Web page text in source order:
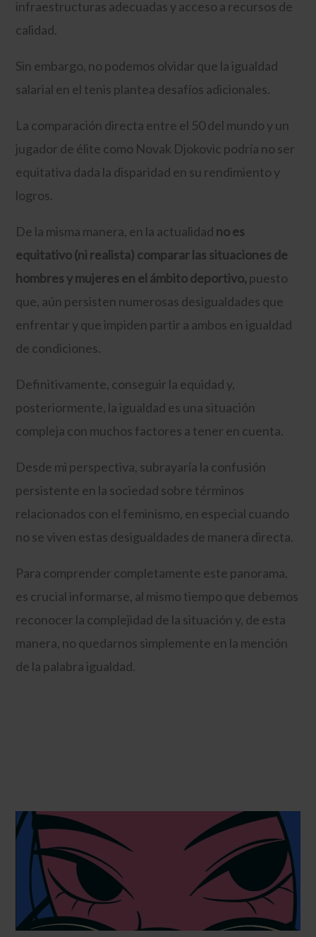
infraestructuras adecuadas y acceso a recursos de
calidad.
Sin embargo, no podemos olvidar que la igualdad
salarial en el tenis plantea desafíos adicionales.
La comparación directa entre el 50 del mundo y un
jugador de élite como Novak Djokovic podría no ser
equitativa dada la disparidad en su rendimiento y
logros.
De la misma manera, en la actualidad no es
equitativo (ni realista) comparar las situaciones de
hombres y mujeres en el ámbito deportivo, puesto
que, aún persisten numerosas desigualdades que
enfrentar y que impiden partir a ambos en igualdad
de condiciones.
Definitivamente, conseguir la equidad y,
posteriormente, la igualdad es una situación
compleja con muchos factores a tener en cuenta.
Desde mi perspectiva, subrayaría la confusión
persistente en la sociedad sobre términos
relacionados con el feminismo, en especial cuando
no se viven estas desigualdades de manera directa.
Para comprender completamente este panorama,
es crucial informarse, al mismo tiempo que debemos
reconocer la complejidad de la situación y, de esta
manera, no quedarnos simplemente en la mención
de la palabra igualdad.